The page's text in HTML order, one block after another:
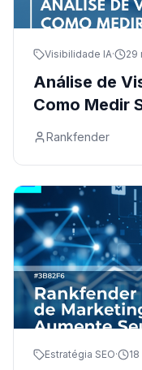
Visibilidade IA· 29
Análise de
Como Medir
Rankfender
Estratégia SEO·